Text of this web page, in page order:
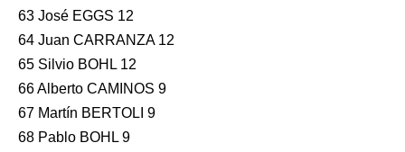
63 José EGGS 12
64 Juan CARRANZA 12
65 Silvio BOHL 12
66 Alberto CAMINOS 9
67 Martín BERTOLI 9
68 Pablo BOHL 9